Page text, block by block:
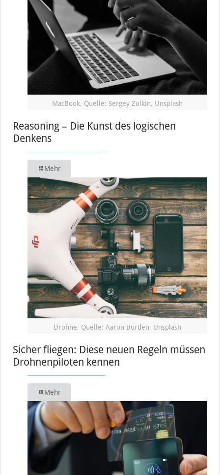
MacBook, Quelle: Sergey Zolkin, Unsplash
Reasoning – Die Kunst des logischen
Denkens
Mehr
Drohne, Quelle: Aaron Burden, Unsplash
Sicher fliegen: Diese neuen Regeln müssen
Drohnenpiloten kennen
Mehr